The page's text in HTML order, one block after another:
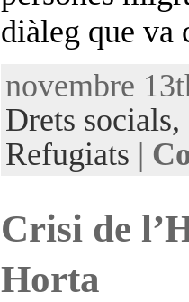
diàleg que
novembre
Drets socials,
Refugiats |
Crisi de
Horta